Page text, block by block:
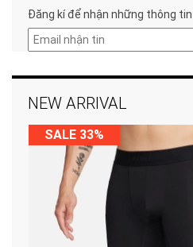
Đăng kí để nhận những thông
NEW ARRIVAL
SALE 33%